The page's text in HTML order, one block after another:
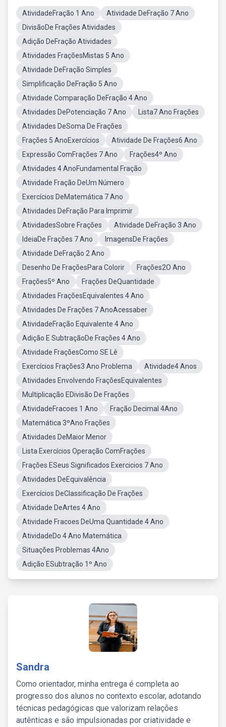
AtividadeFração 1 Ano
Atividade DeFração 7 Ano
DivisãoDe Frações Atividades
Adição DeFração Atividades
Atividades FraçõesMistas 5 Ano
Atividade DeFração Simples
Simplificação DeFração 5 Ano
Atividade Comparação DeFração 4 Ano
Atividades DePotenciação 7 Ano
Lista7 Ano Frações
Atividades DeSoma De Frações
Frações 5 AnoExercícios
Atividade De Frações6 Ano
Expressão ComFrações 7 Ano
Frações4º Ano
Atividades 4 AnoFundamental Fração
Atividade Fração DeUm Número
Exercícios DeMatemática 7 Ano
Atividades DeFração Para Imprimir
AtividadesSobre Frações
Atividade DeFração 3 Ano
IdeiaDe Frações 7 Ano
ImagensDe Frações
Atividade DeFração 2 Ano
Desenho De FraçõesPara Colorir
Frações2O Ano
Frações5º Ano
Frações DeQuantidade
Atividades FraçõesEquivalentes 4 Ano
Atividades De Frações 7 AnoAcessaber
AtividadeFração Equivalente 4 Ano
Adição E SubtraçãoDe Frações 4 Ano
Atividade FraçõesComo SE Lê
Exercícios Frações3 Ano Problema
Atividade4 Anos
Atividades Envolvendo FraçõesEquivalentes
Multiplicação EDivisão De Frações
AtividadeFracoes 1 Ano
Fração Decimal 4Ano
Matemática 3ºAno Frações
Atividades DeMaior Menor
Lista Exercícios Operação ComFrações
Frações ESeus Significados Exercicios 7 Ano
Atividades DeEquivalência
Exercícios DeClassificação De Frações
Atividade DeArtes 4 Ano
Atividade Fracoes DeUma Quantidade 4 Ano
AtividadeDo 4 Ano Matemática
Situações Problemas 4Ano
Adição ESubtração 1º Ano
Sandra
Como orientador, minha entrega é completa ao
progresso dos alunos no contexto escolar, adotando
técnicas pedagógicas que valorizam relações
autênticas e são impulsionadas por criatividade e